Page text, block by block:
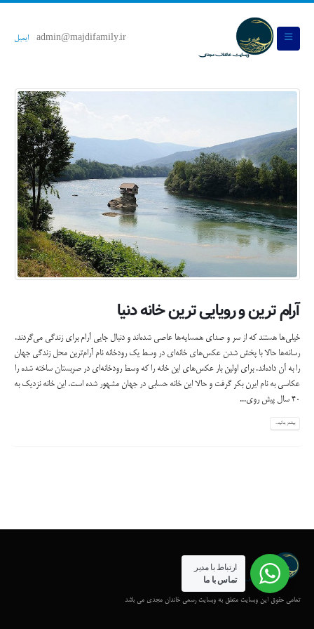
admin@majdifamily.ir ایمیل
آرام ترین و رویایی ترین خانه دنیا
خیلی‌ها هستند که از سر و صدای همسایه‌ها عاصی شده‌اند و دنبال جایی آرام برای زندگی می‌گردند.
رسانه‌‌ها حالا با پخش شدن عکس‌های خانه‌ای در وسط یک رودخانه نام آرام‌ترین محل زندگی جهان
را به آن داده‌اند.برای اولین بار عکس‌های این خانه را که وسط رودخانه‌ای در صربستان ساخته شده را
عکاسی به نام ایرن بکر گرفت و حالا این خانه حسابی در جهان مشهور شده است. این خانه نزدیک به
۴۰ سال پیش روی...
بیشتر بدانید...
تمامی حقوق این وبسایت متعلق به وبسایت رسمی خاندان مجدی می باشد
ارتباط با مدیر
تماس با ما